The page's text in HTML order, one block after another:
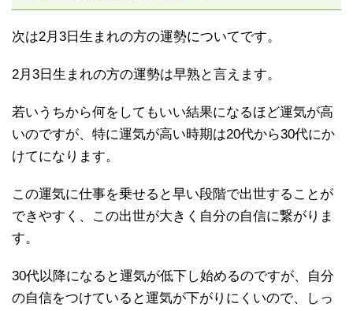
次は2月3日生まれの方の運勢についてです。
2月3日生まれの方の運勢は早熟と言えます。
若いうちから何をしてもいい結果になるほど運気が高
いのですが、特に運気が高い時期は20代から30代にか
けてになります。
この運気に仕事を乗せると早い段階で出世することが
できやすく、この出世が大きく自分の自信に繋がりま
す。
30代以降になると運気が低下し始めるのですが、自分
の自信をつけていると運気が下がりにくいので、しっ